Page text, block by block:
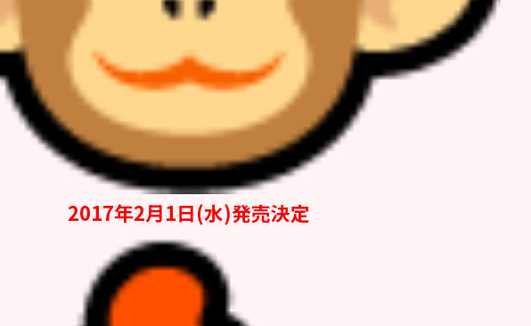
2017年2月1日(水)発売決定